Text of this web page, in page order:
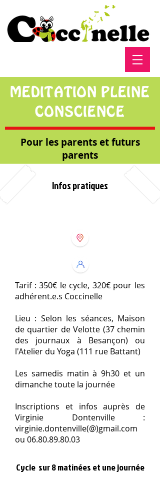
MEDITATION PLEINE
CONSCIENCE
Pour les parents et futurs
parents
Infos pratiques
Tarif : 350€ le cycle, 320€ pour les
adhérent.e.s Coccinelle
Lieu : Selon les séances, Maison
de quartier de Velotte (37 chemin
des journaux à Besançon) ou
l'Atelier du Yoga (111 rue Battant)
Les samedis matin à 9h30 et un
dimanche toute la journée
Inscriptions et infos auprès de
Virginie Dontenville :
virginie.dontenville(@)gmail.com
ou 06.80.89.80.03
Cycle sur 8 matinées et une journée